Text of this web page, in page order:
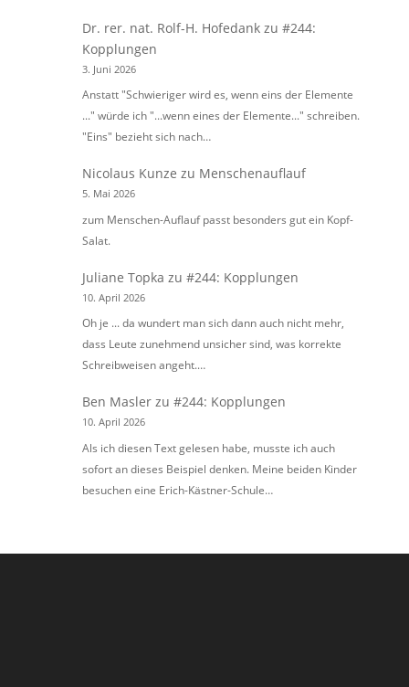
Dr. rer. nat. Rolf-H. Hofedank zu#244:
Kopplungen
3. Juni 2026
Anstatt "Schwieriger wird es, wenn eins der Elemente
..." würde ich "...wenn eines der Elemente..." schreiben.
"Eins" bezieht sich nach…
Nicolaus Kunze zu Menschenauflauf
5. Mai 2026
zum Menschen-Auflauf passt besonders gut ein Kopf-
Salat.
Juliane Topka zu#244: Kopplungen
10. April 2026
Oh je ... da wundert man sich dann auch nicht mehr,
dass Leute zunehmend unsicher sind, was korrekte
Schreibweisen angeht.…
Ben Masler zu#244: Kopplungen
10. April 2026
Als ich diesen Text gelesen habe, musste ich auch
sofort an dieses Beispiel denken. Meine beiden Kinder
besuchen eine Erich-Kästner-Schule…